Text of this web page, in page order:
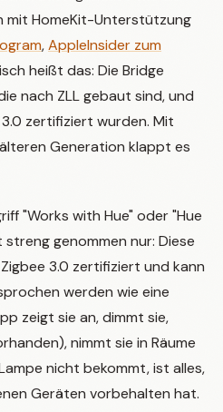
mit HomeKit-Unterstützung
,AppleInsider zum
heißt das: Die Bridge
nach ZLL gebaut sind, und
zertifiziert wurden. Mit
Generation klappt es
"Works with Hue" oder "Hue
genommen nur: Diese
3.0 zertifiziert und kann
werden wie eine
zeigt sie an, dimmt sie,
nimmt sie in Räume
nicht bekommt, ist alles,
Geräten vorbehalten hat.